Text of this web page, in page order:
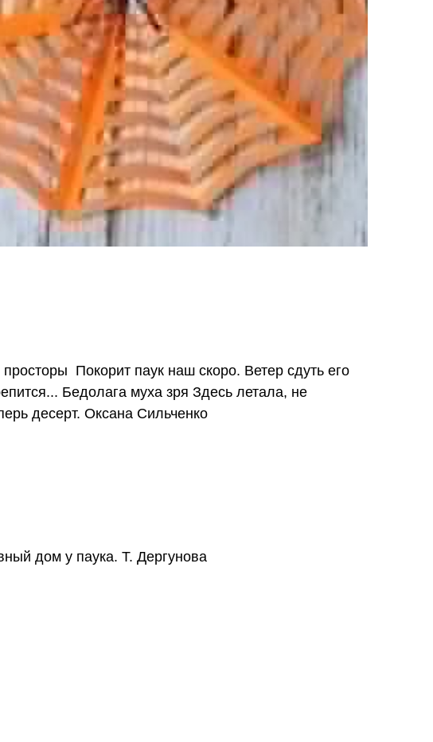
Покорит паук наш скоро. Ветер сдуть его
Бедолага муха зря Здесь летала, не
десерт. Оксана Сильченко
дом у паука. Т. Дергунова